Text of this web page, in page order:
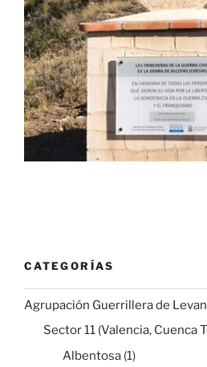
CATEGORÍAS
Agrupación Guerrillera de
Sector 11 (Valencia, Cuenca
Albentosa (1)